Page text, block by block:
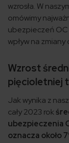
wzrosła. W
omówimy
ubezpieczeń OC
wpływ na
Wzrost
pięcioletniej
Jak wynika z
cały 2023 rok
ubezpieczenia
oznacza około